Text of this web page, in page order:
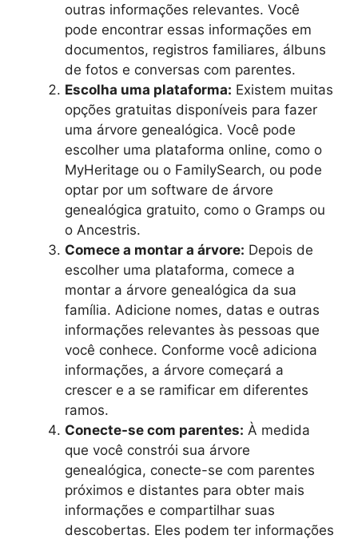
outras informações relevantes. Você
pode encontrar essas informações em
documentos, registros familiares, álbuns
de fotos e conversas com parentes.
Escolha uma plataforma: Existem muitas
opções gratuitas disponíveis para fazer
uma árvore genealógica. Você pode
escolher uma plataforma online, como o
MyHeritage ou o FamilySearch, ou pode
optar por um software de árvore
genealógica gratuito, como o Gramps ou
o Ancestris.
Comece a montar a árvore: Depois de
escolher uma plataforma, comece a
montar a árvore genealógica da sua
família. Adicione nomes, datas e outras
informações relevantes às pessoas que
você conhece. Conforme você adiciona
informações, a árvore começará a
crescer e a se ramificar em diferentes
ramos.
Conecte-se com parentes: À medida
que você constrói sua árvore
genealógica, conecte-se com parentes
próximos e distantes para obter mais
informações e compartilhar suas
descobertas. Eles podem ter informações